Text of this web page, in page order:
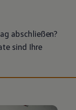
abschließen?
sind Ihre